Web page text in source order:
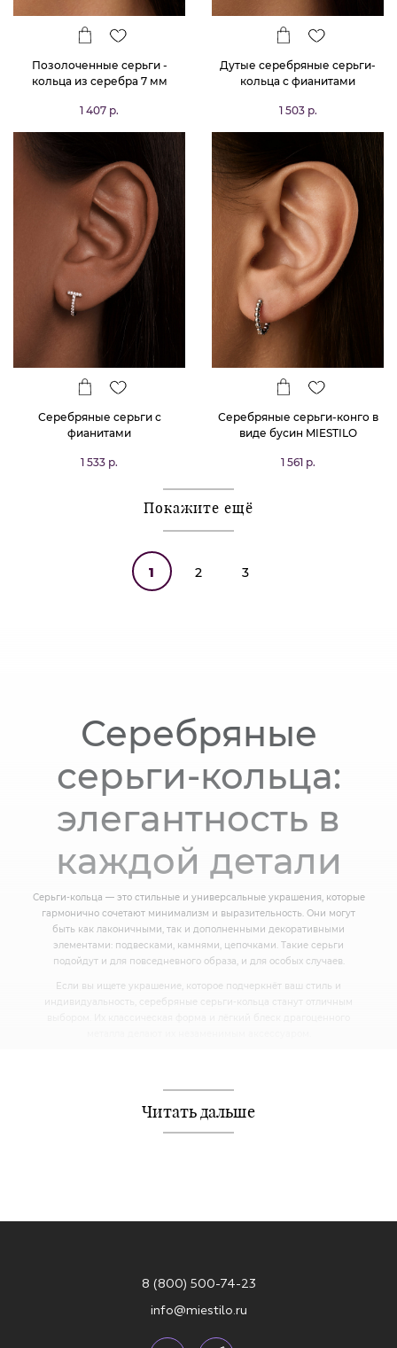
Позолоченные серьги -
кольца из серебра 7 мм
1 407 р.
Дутые серебряные серьги-
кольца с фианитами
1 503 р.
Серебряные серьги с
фианитами
1 533 р.
Серебряные серьги-конго в
виде бусин MIESTILO
1 561 р.
Покажите ещё
1 2 3
Серебряные
серьги-кольца:
элегантность в
каждой детали
Серьги-кольца — это стильные и универсальные украшения, которые
гармонично сочетают минимализм и выразительность. Они могут
быть как лаконичными, так и дополненными декоративными
элементами: подвесками, камнями, цепочками. Такие серьги
подойдут и для повседневного образа, и для особых случаев.
Если вы ищете украшение, которое подчеркнёт ваш стиль и
индивидуальность, серебряные серьги-кольца станут отличным
серёжек-кольца. Они отличаются выразительным дизайном и
способны стать главным акцентом образа. В интернет-магазине
блеска.
съёмными элементами, которые можно носить в разных вариантах.
форму и изящную подвеску.
Читать дальше
8 (800) 500-74-23
info@miestilo.ru